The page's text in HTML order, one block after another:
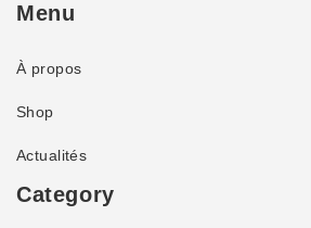
Menu
À propos
Shop
Actualités
Category